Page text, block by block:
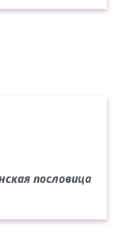
пословица